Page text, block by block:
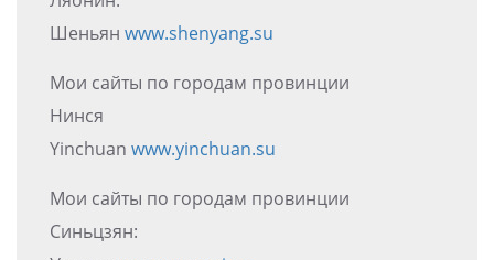
Шеньян www.shenyang.su
Мои сайты по городам провинции
Нинся
Yinchuan www.yinchuan.su
Мои сайты по городам провинции
Синьцзян: